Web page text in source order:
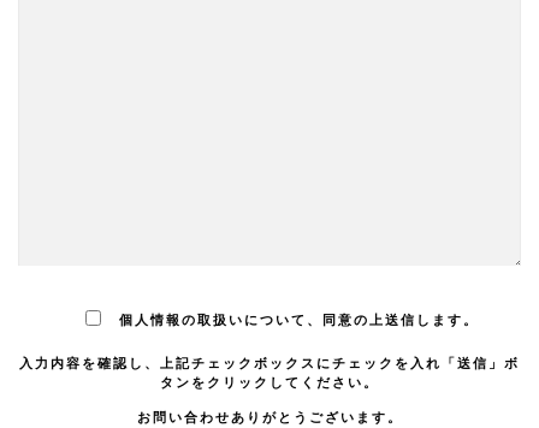
個人情報の取扱いについて、同意の上送信します。
入力内容を確認し、上記チェックボックスにチェックを入れ「送信」ボ
タンをクリックしてください。
お問い合わせありがとうございます。